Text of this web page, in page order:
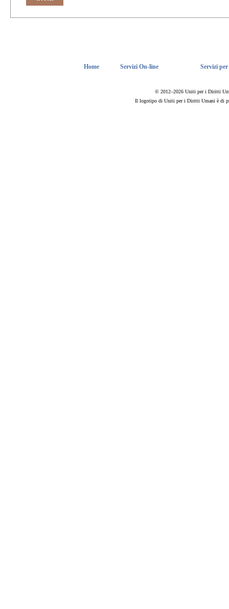
Home Servizi On-line Servizi
© 2012–2026 Uniti per i Diritti
Il logotipo di Uniti per i Diritti Umani è di